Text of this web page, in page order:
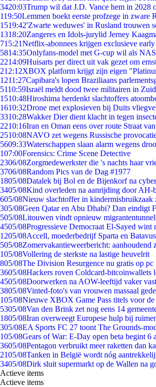
3420:03Trump wil dat J.D. Vance hem in 2028
119:50Lemmen boekt eerste profzege in zware
1519:42'Zwarte weduwes' in Rusland trouwen
1318:20Zangeres en Idols-jurylid Jerney
715:21Netflix-abonnees krijgen exclusieve
5814:35Onlyfans-model met G-cup wil als
2214:09Huisarts per direct uit vak gezet om
212:12XBOX platform krijgt zijn eigen
1211:27Capibara's lopen Braziliaans
5110:59Israël meldt dood twee militairen in
1510:48Hiroshima herdenkt slachtoffers
1610:32Drone met explosieven bij Duits
3310:28Wakker Dier dient klacht in tegen
2210:16Iran en Oman eens over route Straat
2510:08NAVO zet wegens Russische
5609:33Waterschappen slaan alarm wegens
107:00Forensics: Crime Scene Detective
2306/08Zorgmedewerkster die 's nachts haar
3706/08Random Pics van de Dag #1977
1805/08Datalek bij Bol en de Bijenkorf na
3405/08Kind overleden na aanrijding door AH-
605/08Nieuw slachtoffer in kindermisbruikzaak
305/08Geen Qatar en Abu Dhabi? Dan eindigt
505/08Litouwen vindt opnieuw
4505/08Progressieve Democraat El-Sayed
1205/08Accell, moederbedrijf Sparta en
505/08Zomervakantieweerbericht: aanhoudend
105/08Vollering de sterkste na lastige heuvelrit
805/08The Division Resurgence nu gratis op pc
3605/08Hackers roven Coldcard-bitcoinwallets
4505/08Doorwerken na AOW-leeftijd vaker
3805/08Vinted-foto's van vrouwen massaal
105/08Nieuwe XBOX Game Pass titels voor de
5305/08Van den Brink zet nog eens 14
1805/08Iran overweegt Europese hulp bij
305/08EA Sports FC 27 toont The Grounds-
105/08Gears of War: E-Day open beta begint 6
3605/08Pentagon verbruikt meer raketten dan
2105/08Tanken in België wordt nóg
3405/08Dirk sluit supermarkt op de Wallen na
Actieve items
Actieve items